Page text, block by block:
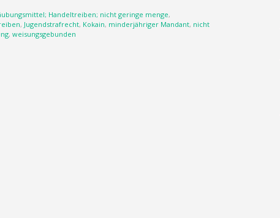
Handeltreiben; nicht geringe menge,
, Jugendstrafrecht, Kokain, minderjähriger Mandant, nicht
, weisungsgebunden